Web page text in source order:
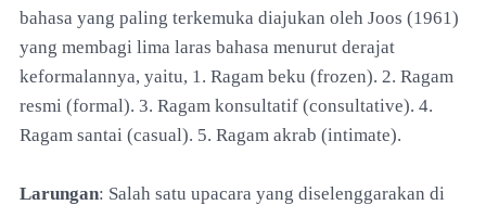
bahasa yang paling terkemuka diajukan oleh Joos (1961)
yang membagi lima laras bahasa menurut derajat
keformalannya, yaitu, 1. Ragam beku (frozen). 2. Ragam
resmi (formal). 3. Ragam konsultatif (consultative). 4.
Ragam santai (casual). 5. Ragam akrab (intimate).
Larungan: Salah satu upacara yang diselenggarakan di